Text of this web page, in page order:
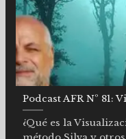
Podcast AFR Nº 81:
¿Qué es la